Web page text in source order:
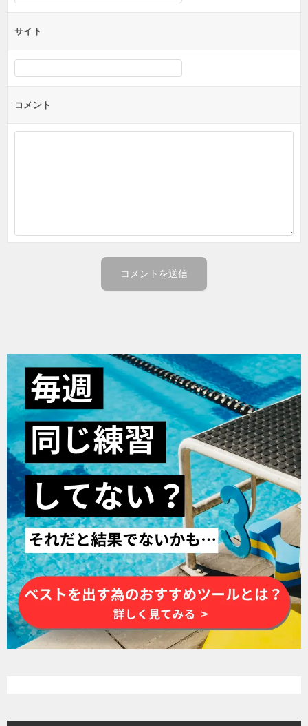
サイト
コメント